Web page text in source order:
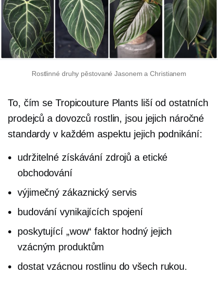
Rostlinné druhy pěstované Jasonem a Christianem
To, čím se Tropicouture Plants liší od ostatních
prodejců a dovozců rostlin, jsou jejich náročné
standardy v každém aspektu jejich podnikání:
udržitelné získávání zdrojů a etické
obchodování
výjimečný zákaznický servis
budování vynikajících spojení
poskytující „wow“ faktor hodný jejich
vzácným produktům
dostat vzácnou rostlinu do všech rukou.